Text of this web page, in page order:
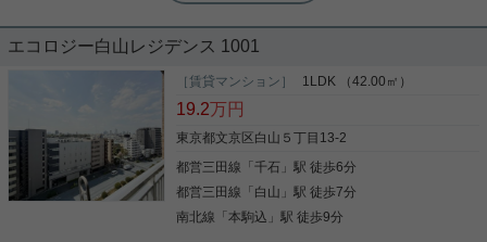
部屋！ リビングには床暖房、全部屋エアコン等、 室
内設備は整っております！ 2025年8月末にリノベー
ション済み☆ リビングの窓が大きく、開放感のある
お部屋です！ お気軽にお問い合わせくださいませ！
ーム株式会社 茗荷谷店 TEL：03-6902-5021
写真(9)
エコロジー白山レジデンス 1001
［賃貸マンション］ 1LDK （42.00㎡）
19.2万円
東京都文京区白山５丁目13-2
都営三田線 「千石 」駅 徒歩6分
都営三田線 「 白山 」駅 徒歩7分
南北線 「本駒込 」駅 徒歩9分